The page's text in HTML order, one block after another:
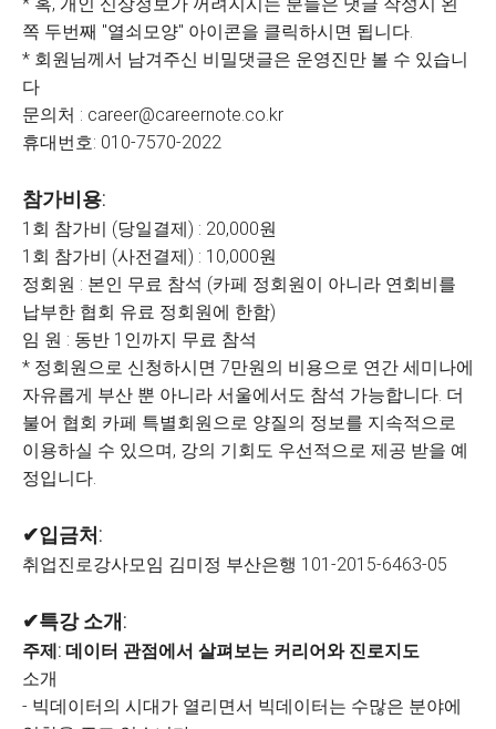
쪽 두번째 "열쇠모양" 아이콘을 클릭하시면 됩니다.
* 회원님께서 남겨주신 비밀댓글은 운영진만 볼 수 있습니
다
문의처 : career@careernote.co.kr
휴대번호: 010-7570-2022
참가비용:
1회 참가비 (당일결제) : 20,000원
1회 참가비 (사전결제) : 10,000원
정회원 : 본인 무료 참석 (카페 정회원이 아니라 연회비를
납부한 협회 유료 정회원에 한함)
임 원 : 동반 1인까지 무료 참석
* 정회원으로 신청하시면 7만원의 비용으로 연간 세미나에
자유롭게 부산 뿐 아니라 서울에서도 참석 가능합니다. 더
불어 협회 카페 특별회원으로 양질의 정보를 지속적으로
이용하실 수 있으며, 강의 기회도 우선적으로 제공 받을 예
정입니다.
✔입금처:
취업진로강사모임 김미정 부산은행 101-2015-6463-05
✔특강 소개:
주제: 데이터 관점에서 살펴보는 커리어와 진로지도
소개
- 빅데이터의 시대가 열리면서 빅데이터는 수많은 분야에